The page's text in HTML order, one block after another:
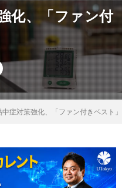
化、「ファン付
中症対策強化、「ファン付きベスト